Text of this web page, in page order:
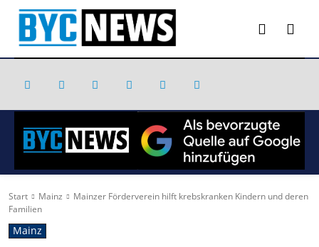
Start Mainz
Mainzer Förderverein hilft krebskranken Kindern und deren
Familien
Mainz